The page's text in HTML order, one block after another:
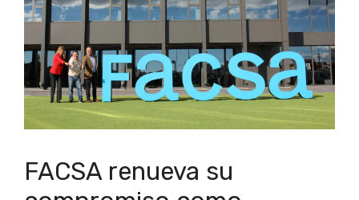
FACSA renueva su